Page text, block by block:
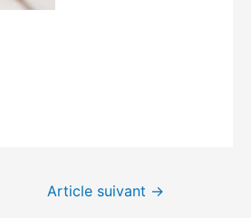
Article suivant →